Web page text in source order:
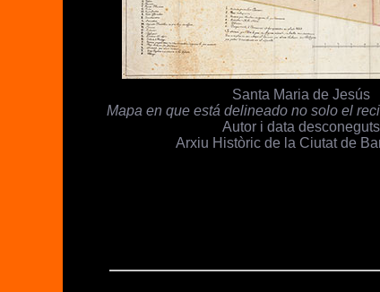
Santa Maria de Jesús
Mapa en que está delineado no solo el
Autor i data desconeguts
Arxiu Històric de la Ciutat de